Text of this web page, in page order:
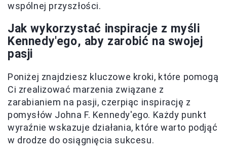
wspólnej przyszłości.
Jak wykorzystać inspiracje z myśli
Kennedy'ego, aby zarobić na swojej
pasji
Poniżej znajdziesz kluczowe kroki, które pomogą
Ci zrealizować marzenia związane z
zarabianiem na pasji, czerpiąc inspirację z
pomysłów Johna F. Kennedy'ego. Każdy punkt
wyraźnie wskazuje działania, które warto podjąć
w drodze do osiągnięcia sukcesu.